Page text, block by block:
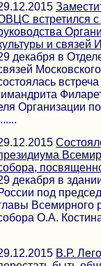
встретился с
и связей
декабря в
Организации
декабря в
под
Всемирного
О.А.
В.Р.